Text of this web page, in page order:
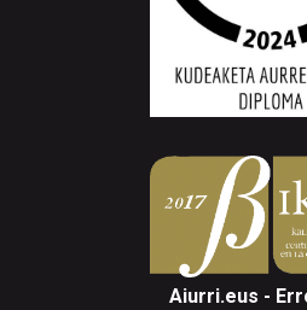
Aiurri.eus -